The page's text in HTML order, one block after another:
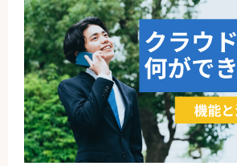
公式X
公式Facebook